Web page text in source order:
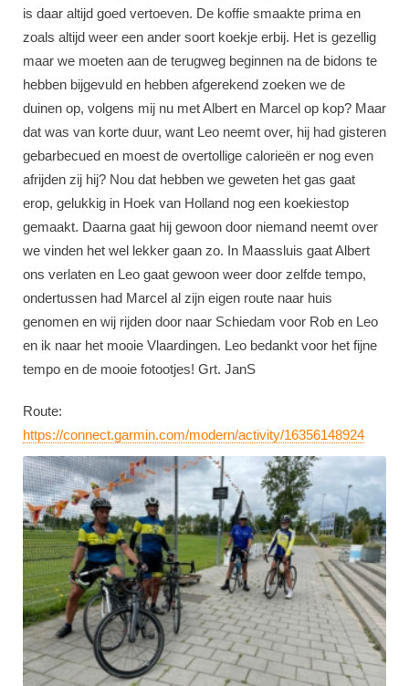
is daar altijd goed vertoeven. De koffie smaakte prima en
zoals altijd weer een ander soort koekje erbij. Het is gezellig
maar we moeten aan de terugweg beginnen na de bidons te
hebben bijgevuld en hebben afgerekend zoeken we de
duinen op, volgens mij nu met Albert en Marcel op kop? Maar
dat was van korte duur, want Leo neemt over, hij had gisteren
gebarbecued en moest de overtollige calorieën er nog even
afrijden zij hij? Nou dat hebben we geweten het gas gaat
erop, gelukkig in Hoek van Holland nog een koekiestop
gemaakt. Daarna gaat hij gewoon door niemand neemt over
we vinden het wel lekker gaan zo. In Maassluis gaat Albert
ons verlaten en Leo gaat gewoon weer door zelfde tempo,
ondertussen had Marcel al zijn eigen route naar huis
genomen en wij rijden door naar Schiedam voor Rob en Leo
en ik naar het mooie Vlaardingen. Leo bedankt voor het fijne
tempo en de mooie fotootjes! Grt. JanS
Route:
https://connect.garmin.com/modern/activity/16356148924